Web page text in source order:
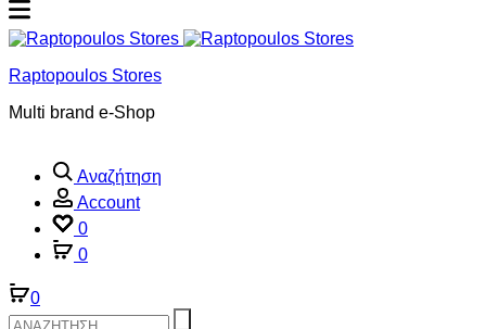
Raptopoulos Stores
Multi brand e-Shop
Αναζήτηση
Account
0
0
0